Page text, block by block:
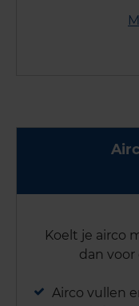
Koelt je airco
dan voor
Airco vullen